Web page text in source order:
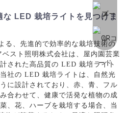
LED 栽培ライトを見つけま
る、先進的で効率的な栽培技術の
スト照明株式会社は、屋内園芸業
された高品質の LED 栽培ライト
社の LED 栽培ライトは、自然光
に設計されており、赤、青、フル
合わせて、健康で活発な植物の成
、花、ハーブを栽培する場合、当